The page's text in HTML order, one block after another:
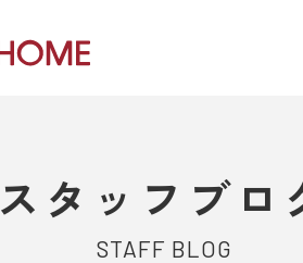
スタッフブロ
STAFF BLOG